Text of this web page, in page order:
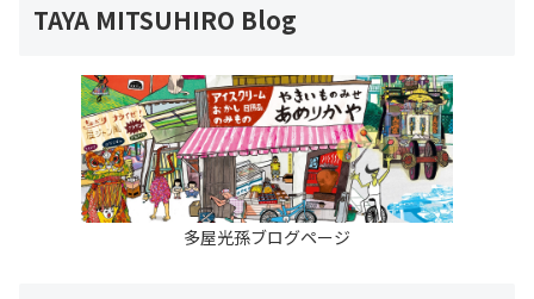
TAYA MITSUHIRO Blog
多屋光孫ブログページ